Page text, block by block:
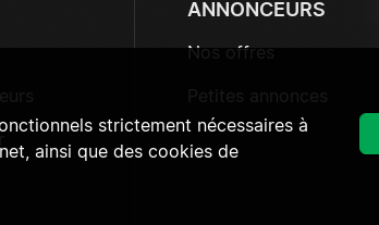
ANNONCEURS
Nos offres
strictement nécessaires à
ainsi que des cookies de